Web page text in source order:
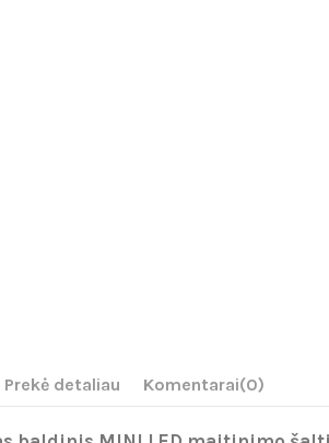
Prekė detaliau Komentarai(0)